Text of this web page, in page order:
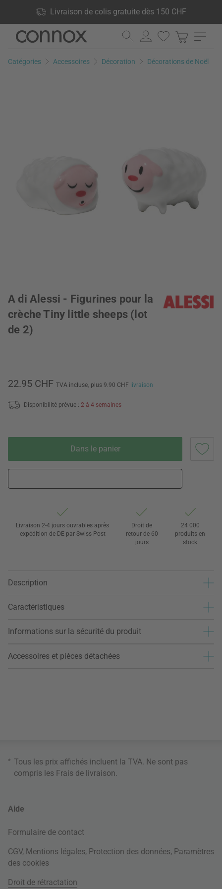
Livraison de colis gratuite dès 150 CHF
produits en stock, Droit de retour de 60 jours
Aller
contenu
Aller
la
Catégories Accessoires Décoration Décorations de Noël
A di Alessi - Figurines pour la
crèche Tiny little sheeps (lot
de 2)
22.95 CHF TVA incluse, plus 9.90 CHF livraison
Disponibilité prévue : 2 à 4 semaines
Dans le panier
Livraison 2-4 jours ouvrables après
expédition de DE par Swiss Post
Droit de
retour de 60
jours
24 000
produits en
stock
Description
Caractéristiques
Informations sur la sécurité du produit
Accessoires et pièces détachées
* Tous les prix affichés incluent la TVA. Ne sont pas
compris les Frais de livraison
Aide
Formulaire de contact
CGV, Mentions légales, Protection des données, Paramètres
des cookies
Droit de rétractation